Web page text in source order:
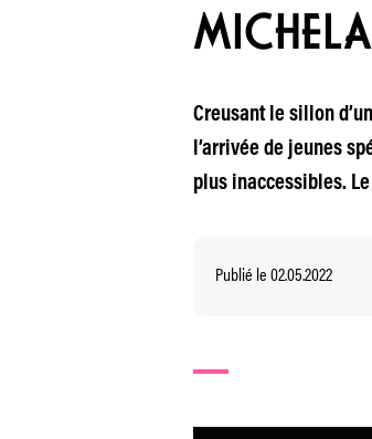
Creusant le sillon
l’arrivée de jeunes
plus inaccessibles.
Publié le 02.05.2022